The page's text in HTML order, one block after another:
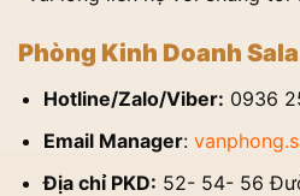
Phòng Kinh Doanh
Hotline/Zalo/Viber: 0936
Email Manager:
Địa chỉ PKD: 52- 54- 56